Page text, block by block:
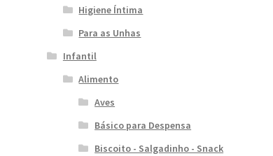
Higiene Íntima
Para as Unhas
Infantil
Alimento
Aves
Básico para Despensa
Biscoito - Salgadinho - Snack